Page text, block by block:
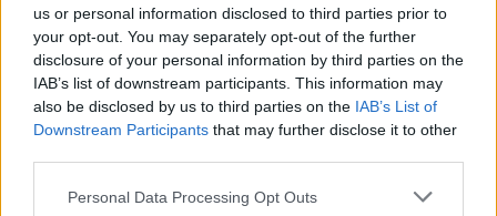
us or personal information disclosed to third parties prior to
your opt-out. You may separately opt-out of the further
disclosure of your personal information by third parties on the
IAB’s list of downstream participants. This information may
also be disclosed by us to third parties on the IAB’s List of
Downstream Participants that may further disclose it to other
Please note that this website/app uses one or more Google
Personal Data Processing Opt Outs
Ορισμένα παιδιά τραυματίστηκαν σοβαρά από τις
οπλές των ζώων και δύο από αυτά εξακολουθούν
να νοσηλεύονται σε νοσοκομείο της Ρεν.